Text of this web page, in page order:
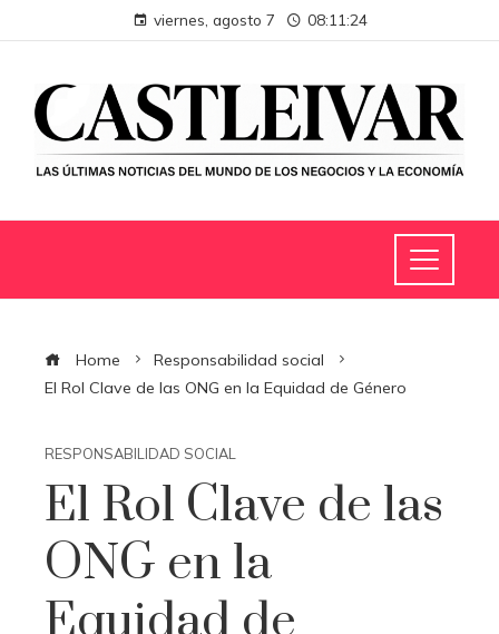
viernes, agosto 7 08:11:24
Home
Responsabilidad social
El Rol Clave de las ONG en la Equidad de Género
RESPONSABILIDAD SOCIAL
El Rol Clave de las
ONG en la
Equidad de